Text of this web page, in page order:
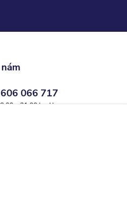
066 717
- 21:00 hod.)